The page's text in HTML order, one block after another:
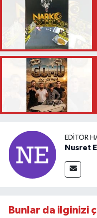
EDITÖR
Nusret
Bunlar da ilginizi